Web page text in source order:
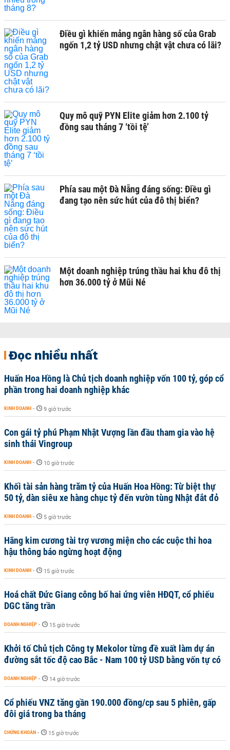
Điều gì khiến mảng ngân hàng số của Grab
ngốn 1,2 tỷ USD nhưng chật vật chưa có lãi?
Quy mô quỹ PYN Elite giảm hơn 2.100 tỷ
đồng sau tháng 7 ‘tồi tệ’
Phía sau một Đà Nẵng đáng sống: Điều gì
đang tạo nên sức hút của đô thị biển?
Một doanh nghiệp trúng thầu hai khu đô thị
hơn 36.000 tỷ ở Mũi Né
Đọc nhiều nhất
Huấn Hoa Hồng là Chủ tịch doanh nghiệp vốn 100 tỷ, góp cổ
phần trong hai doanh nghiệp khác
KINH DOANH - 9 giờ trước
Con gái tỷ phú Phạm Nhật Vượng lần đầu tham gia vào hệ
sinh thái Vingroup
KINH DOANH - 10 giờ trước
Khối tài sản hàng trăm tỷ của Huấn Hoa Hồng: Từ biệt thự
50 tỷ, dàn siêu xe hàng chục tỷ đến vườn tùng Nhật đắt đỏ
KINH DOANH - 5 giờ trước
Hãng kim cương tài trợ vương miện cho các cuộc thi hoa
hậu thông báo ngừng hoạt động
KINH DOANH - 15 giờ trước
Hoá chất Đức Giang công bố hai ứng viên HĐQT, cổ phiếu
DGC tăng trần
DOANH NGHIỆP - 15 giờ trước
Khởi tố Chủ tịch Công ty Mekolor từng đề xuất làm dự án
đường sắt tốc độ cao Bắc - Nam 100 tỷ USD bằng vốn tự có
DOANH NGHIỆP - 14 giờ trước
Cổ phiếu VNZ tăng gần 190.000 đồng/cp sau 5 phiên, gấp
đôi giá trong ba tháng
CHỨNG KHOÁN - 15 giờ trước